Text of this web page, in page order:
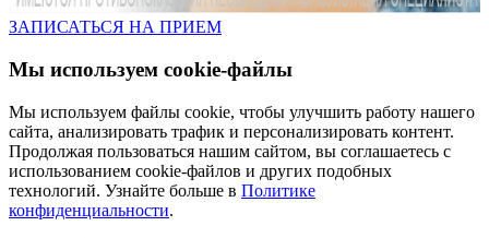
ЗАПИСАТЬСЯ НА ПРИЕМ
Мы используем cookie-файлы
Мы используем файлы cookie, чтобы улучшить работу нашего
сайта, анализировать трафик и персонализировать контент.
Продолжая пользоваться нашим сайтом, вы соглашаетесь с
использованием cookie-файлов и других подобных
технологий. Узнайте больше в Политике
конфиденциальности.